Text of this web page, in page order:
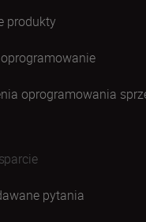
produkty
oprogramowania
pytania